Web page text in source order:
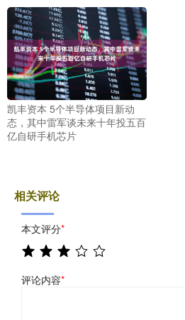
凯丰资本 5个半导体项目新动
态，其中雷军谈未来十年投五百
亿自研手机芯片
相关评论
本文评分*
评论内容*